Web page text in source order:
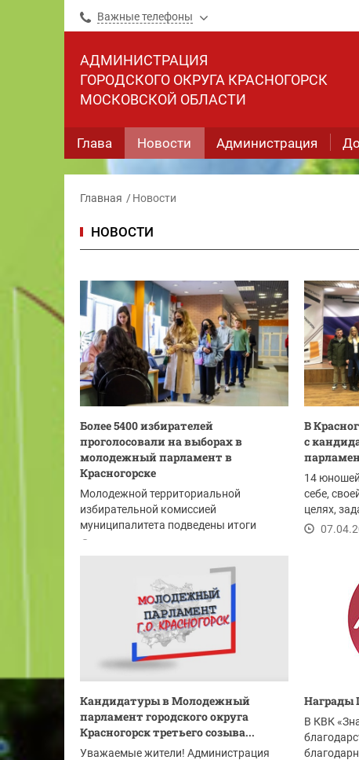
Важные телефоны
АДМИНИСТРАЦИЯ
ГОРОДСКОГО ОКРУГА КРАСНОГОРСК
МОСКОВСКОЙ ОБЛАСТИ
Глава Новости Администрация
Главная Новости
НОВОСТИ
Более 5400 избирателей
проголосовали на выборах в
молодежный парламент в
Красногорске
Молодежной территориальной
избирательной комиссией
муниципалитета подведены итоги
голосования выборов 8-10 апреля.
В
с
14
себе,
целях,
Кандидатуры в Молодежный
парламент городского округа
Красногорск третьего созыва...
Уважаемые жители! Администрация
Награды
В КВК